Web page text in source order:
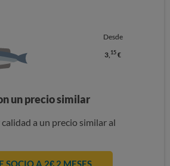
Desde
3, 15 €
un precio similar
a un precio similar al
SOCIO A 2€ 2 MESES